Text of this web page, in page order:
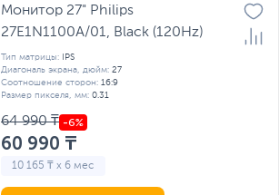
Монитор 27" Philips
27E1N1100A/01, Black (120Hz)
Тип матрицы:
IPS
Диагональ экрана, дюйм: 27
Соотношение сторон: 16:9
Размер пикселя, мм: 0.31
64 990 ₸
60 990 ₸
10 165 ₸ x 6 мес